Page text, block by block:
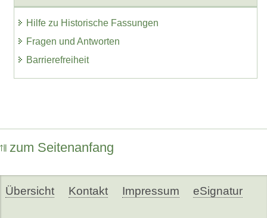
Hilfe zu Historische Fassungen
Fragen und Antworten
Barrierefreiheit
zum Seitenanfang
Übersicht Kontakt Impressum eSignatur